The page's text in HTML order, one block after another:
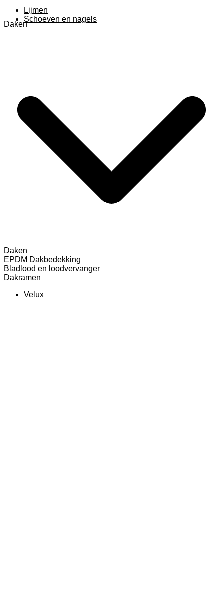
Lijmen
Schoeven en nagels
Daken
Daken
EPDM Dakbedekking
Bladlood en loodvervanger
Dakramen
Velux